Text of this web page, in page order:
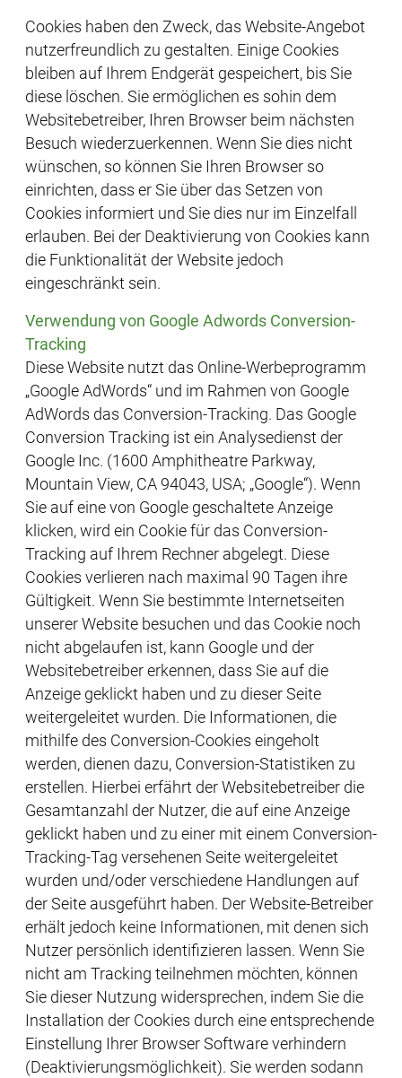
Cookies haben den Zweck, das Website-Angebot
nutzerfreundlich zu gestalten. Einige Cookies
bleiben auf Ihrem Endgerät gespeichert, bis Sie
diese löschen. Sie ermöglichen es sohin dem
Websitebetreiber, Ihren Browser beim nächsten
Besuch wiederzuerkennen. Wenn Sie dies nicht
wünschen, so können Sie Ihren Browser so
einrichten, dass er Sie über das Setzen von
Cookies informiert und Sie dies nur im Einzelfall
erlauben. Bei der Deaktivierung von Cookies kann
die Funktionalität der Website jedoch
eingeschränkt sein.
Verwendung von Google Adwords Conversion-
Tracking
Diese Website nutzt das Online-Werbeprogramm
„Google AdWords“ und im Rahmen von Google
AdWords das Conversion-Tracking. Das Google
Conversion Tracking ist ein Analysedienst der
Google Inc. (1600 Amphitheatre Parkway,
Mountain View, CA 94043, USA; „Google“). Wenn
Sie auf eine von Google geschaltete Anzeige
klicken, wird ein Cookie für das Conversion-
Tracking auf Ihrem Rechner abgelegt. Diese
Cookies verlieren nach maximal 90 Tagen ihre
Gültigkeit. Wenn Sie bestimmte Internetseiten
unserer Website besuchen und das Cookie noch
nicht abgelaufen ist, kann Google und der
Websitebetreiber erkennen, dass Sie auf die
Anzeige geklickt haben und zu dieser Seite
weitergeleitet wurden. Die Informationen, die
mithilfe des Conversion-Cookies eingeholt
werden, dienen dazu, Conversion-Statistiken zu
erstellen. Hierbei erfährt der Websitebetreiber die
Gesamtanzahl der Nutzer, die auf eine Anzeige
geklickt haben und zu einer mit einem Conversion-
Tracking-Tag versehenen Seite weitergeleitet
wurden und/oder verschiedene Handlungen auf
der Seite ausgeführt haben. Der Website-Betreiber
erhält jedoch keine Informationen, mit denen sich
Nutzer persönlich identifizieren lassen. Wenn Sie
nicht am Tracking teilnehmen möchten, können
Sie dieser Nutzung widersprechen, indem Sie die
Installation der Cookies durch eine entsprechende
Einstellung Ihrer Browser Software verhindern
(Deaktivierungsmöglichkeit). Sie werden sodann